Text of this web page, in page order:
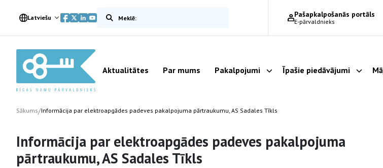
Latviešu Meklēt vietnē Pašapkalpošanās portāls
E-pārvaldnieks
Aktualitātes Par mums Pakalpojumi Parādīt apakšizvēlni
Īpašie piedāvājumi
Sākums/Informācija par elektroapgādes padeves pakalpojuma pārtraukumu, AS Sadales Tīkls
Informācija par elektroapgādes padeves pakalpojuma
pārtraukumu, AS Sadales Tīkls